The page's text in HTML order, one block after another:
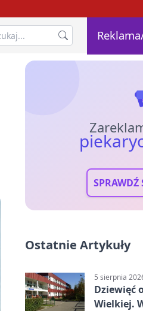
SPRAWDŹ
Ostatnie Artykuły
5 sierpnia
Dziewięć
Wielkiej.